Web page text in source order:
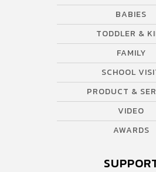
BABIES
TODDLER &
FAMILY
SCHOOL
PRODUCT &
VIDEO
AWARDS